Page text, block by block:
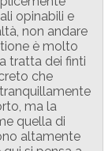
opinabili e
non andare
è molto
tratta dei finti
che
ma la
quella di
altamente